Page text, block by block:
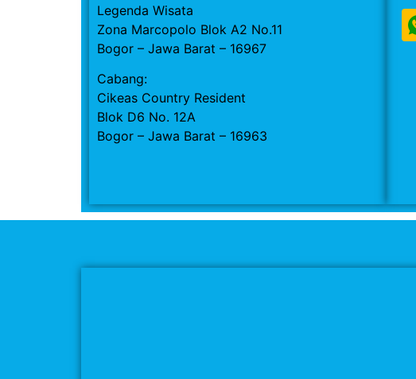
Legenda Wisata
Zona Marcopolo Blok A2 No.11
Bogor – Jawa Barat – 16967
Cabang:
Cikeas Country Resident
Blok D6 No. 12A
Bogor – Jawa Barat – 16963